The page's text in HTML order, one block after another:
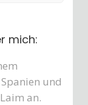
mich:
und
an.